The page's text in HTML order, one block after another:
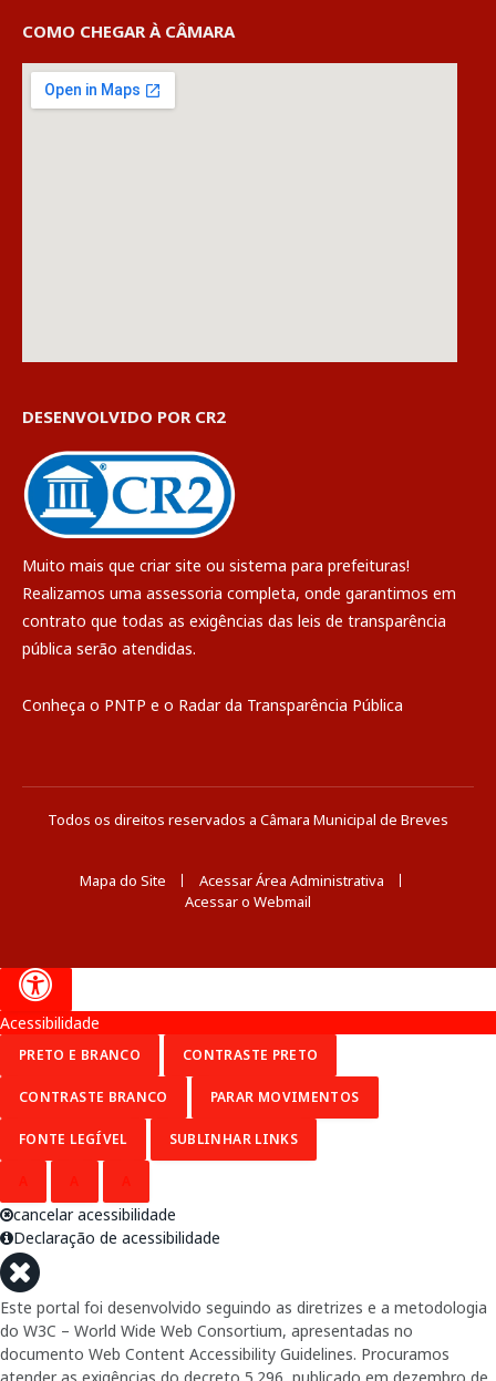
COMO CHEGAR À CÂMARA
DESENVOLVIDO POR CR2
Muito mais que criar site ou sistema para prefeituras!
Realizamos uma assessoria completa, onde garantimos em
contrato que todas as exigências das leis de transparência
pública serão atendidas.
Conheça o PNTP e o Radar da Transparência Pública
Todos os direitos reservados a Câmara Municipal de Breves
Mapa do Site
Acessar Área Administrativa
Acessar o Webmail
Acessibilidade
PRETO E BRANCO CONTRASTE PRETO
CONTRASTE BRANCO PARAR MOVIMENTOS
FONTE LEGÍVEL SUBLINHAR LINKS
cancelar acessibilidade
Declaração de acessibilidade
Este portal foi desenvolvido seguindo as diretrizes e a metodologia
do W3C – World Wide Web Consortium, apresentadas no
documento Web Content Accessibility Guidelines. Procuramos